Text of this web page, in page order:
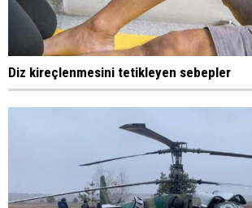
Diz kireçlenmesini tetikleyen sebepler